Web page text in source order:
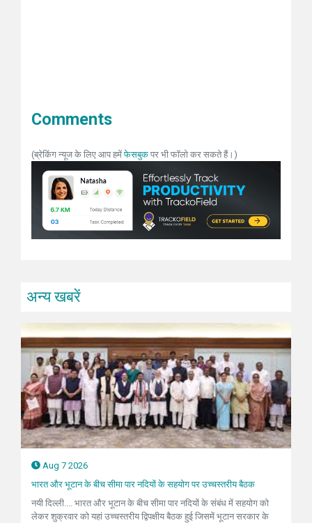
Comments
(ब्रेकिंग न्यूज के लिए आप हमेंफेसबुक पर भी फॉलो कर सकते हैं।)
अन्य खबरें
Aug 7 2026
भारत और भूटान के बीच सीमा पार नदियों के सहयोग पर उच्चस्तरीय बैठक
नयी दिल्ली.... भारत और भूटान के बीच सीमा पार नदियों के संबंध में सहयोग को
लेकर शुक्रवार को यहां उच्चस्तरीय द्विपक्षीय बैठक हुई जिसमें भूटान सरकार के